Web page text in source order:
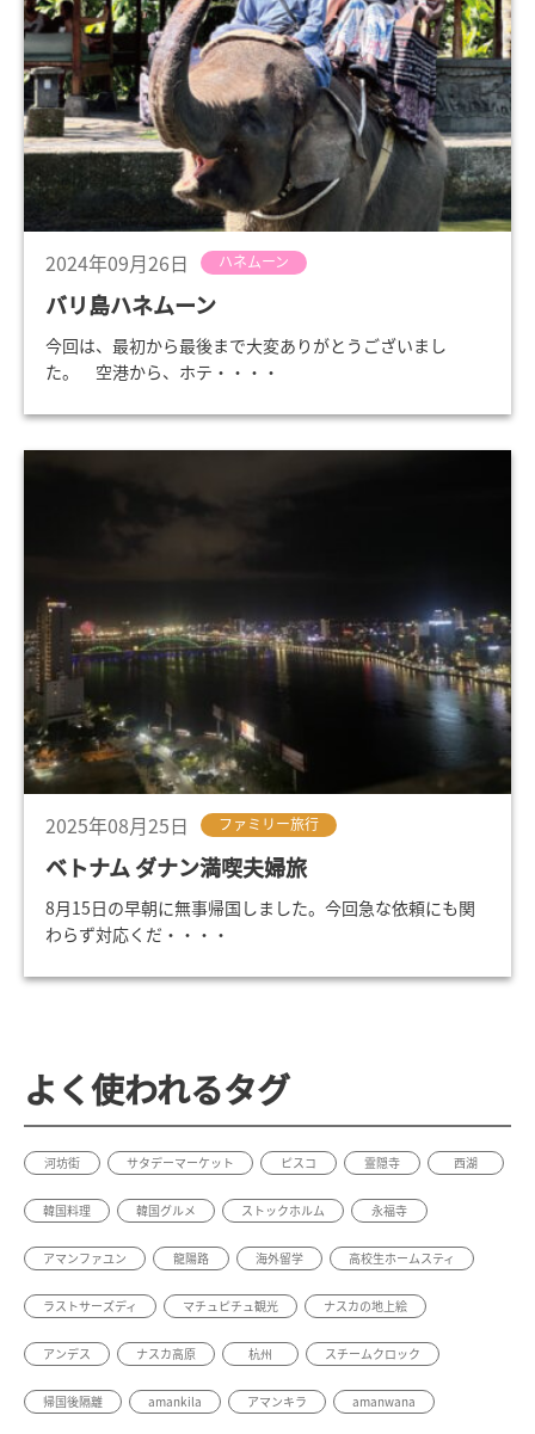
2024年09月26日 ハネムーン
バリ島ハネムーン
今回は、最初から最後まで大変ありがとうございまし
た。 空港から、ホテ・・・・
2025年08月25日 ファミリー旅行
ベトナム ダナン満喫夫婦旅
8月15日の早朝に無事帰国しました。今回急な依頼にも関
わらず対応くだ・・・・
よく使われるタグ
河坊街 サタデーマーケット ピスコ 霊隠寺 西湖
韓国料理 韓国グルメ ストックホルム 永福寺
アマンファユン 龍陽路 海外留学 高校生ホームスティ
ラストサーズディ マチュピチュ観光 ナスカの地上絵
アンデス ナスカ高原 杭州 スチームクロック
帰国後隔離 amankila アマンキラ amanwana